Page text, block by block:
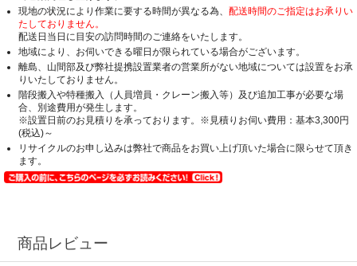
現地の状況により作業に要する時間が異なる為、 配送時間のご指定はお承りい
たしておりません。
配送日当日に目安の訪問時間のご連絡をいたします。
地域により、お伺いできる曜日が限られている場合がございます。
離島、山間部及び弊社提携設置業者の営業所がない地域については設置をお承
りいたしておりません。
階段搬入や特種搬入（人員増員・クレーン搬入等）及び追加工事が必要な場
合、別途費用が発生します。
※設置日前のお見積りを承っております。※見積りお伺い費用：基本3,300円
(税込)～
リサイクルのお申し込みは弊社で商品をお買い上げ頂いた場合に限らせて頂き
ます。
商品レビュー